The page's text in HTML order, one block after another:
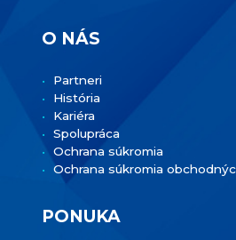
O NÁS
Partneri
História
Kariéra
Spolupráca
Ochrana súkromia
Ochrana súkromia
PONUKA